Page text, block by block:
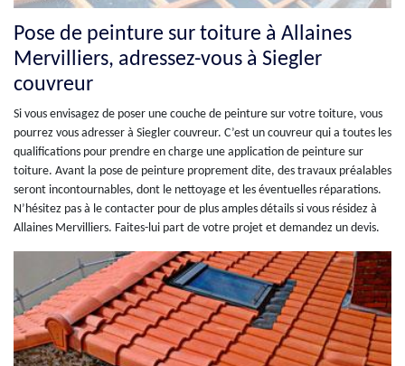
Pose de peinture sur toiture à Allaines
Mervilliers, adressez-vous à Siegler
couvreur
Si vous envisagez de poser une couche de peinture sur votre toiture, vous
pourrez vous adresser à Siegler couvreur. C’est un couvreur qui a toutes les
qualifications pour prendre en charge une application de peinture sur
toiture. Avant la pose de peinture proprement dite, des travaux préalables
seront incontournables, dont le nettoyage et les éventuelles réparations.
N’hésitez pas à le contacter pour de plus amples détails si vous résidez à
Allaines Mervilliers. Faites-lui part de votre projet et demandez un devis.